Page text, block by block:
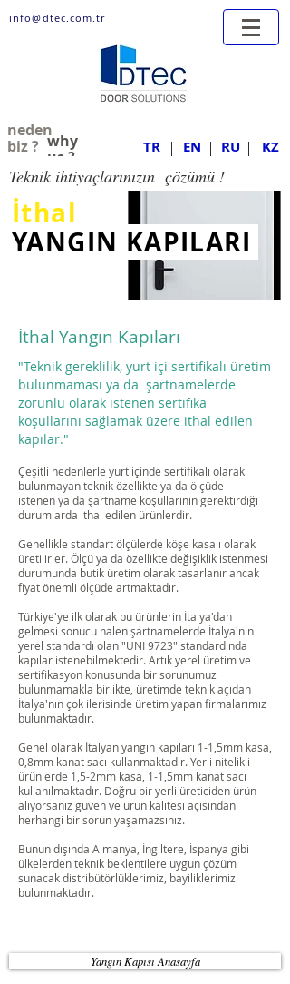
info@dtec.com.tr
neden
biz ? why
us ?
TR EN RU KZ
Teknik ihtiyaçlarınızın çözümü !
İthal
YANGIN KAPILARI
İthal Yangın Kapıları
"Teknik gereklilik, yurt içi sertifikalı üretim
bulunmaması ya da şartnamelerde
zorunlu olarak istenen sertifika
koşullarını sağlamak üzere ithal edilen
kapılar."
Çeşitli nedenlerle yurt içinde sertifikalı olarak
bulunmayan teknik özellikte ya da ölçüde
istenen ya da şartname koşullarının gerektirdiği
durumlarda ithal edilen ürünlerdir.
Genellikle standart ölçülerde köşe kasalı olarak
üretilirler. Ölçü ya da özellikte değişiklik istenmesi
durumunda butik üretim olarak tasarlanır ancak
fiyat önemli ölçüde artmaktadır.
Türkiye'ye ilk olarak bu ürünlerin İtalya'dan
gelmesi sonucu halen şartnamelerde İtalya'nın
yerel standardı olan "UNI 9723" standardında
kapılar istenebilmektedir. Artık yerel üretim ve
sertifikasyon konusunda bir sorunumuz
bulunmamakla birlikte, üretimde teknik açıdan
İtalya'nın çok ilerisinde üretim yapan firmalarımız
bulunmaktadır.
Genel olarak İtalyan yangın kapıları 1-1,5mm kasa,
0,8mm kanat sacı kullanmaktadır. Yerli nitelikli
ürünlerde 1,5-2mm kasa, 1-1,5mm kanat sacı
kullanılmaktadır. Doğru bir yerli üreticiden ürün
alıyorsanız güven ve ürün kalitesi açısından
herhangi bir sorun yaşamazsınız.
Bunun dışında Almanya, İngiltere, İspanya gibi
ülkelerden teknik beklentilere uygun çözüm
sunacak distribütörlüklerimiz, bayiliklerimiz
bulunmaktadır.
Yangın Kapısı Anasayfa